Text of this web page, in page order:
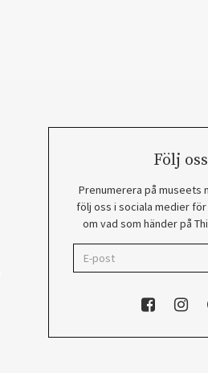
Följ oss
Prenumerera på museets
följ oss i sociala medier
om vad som händer på